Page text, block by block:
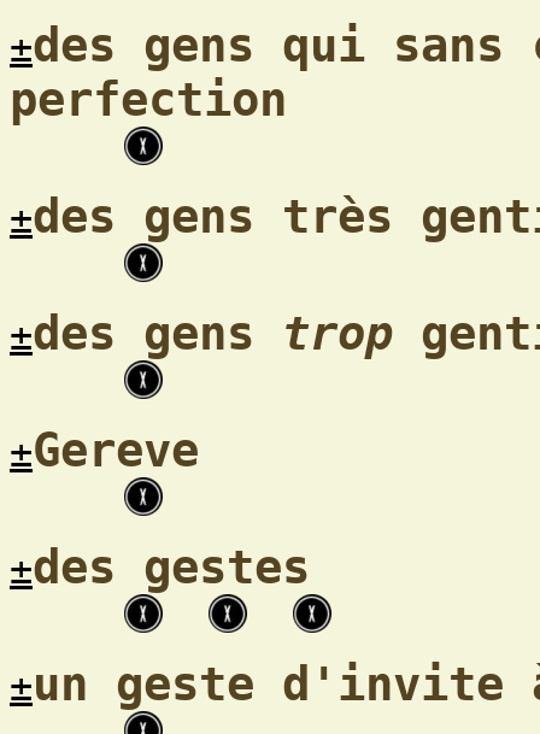
±des gens qui sans
perfection
±des gens très
±des gens trop
±Gereve
±des gestes
±un geste d'invite